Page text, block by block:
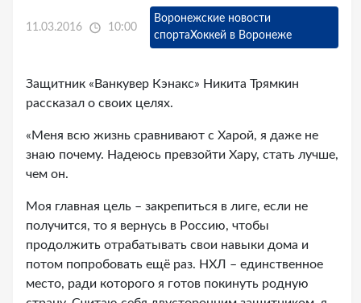
11.03.2016 10:00
Воронежские новости
спортаХоккей в Воронеже
Защитник «Ванкувер Кэнакс» Никита Трямкин
рассказал о своих целях.
«Меня всю жизнь сравнивают с Харой, я даже не
знаю почему. Надеюсь превзойти Хару, стать лучше,
чем он.
Моя главная цель – закрепиться в лиге, если не
получится, то я вернусь в Россию, чтобы
продолжить отрабатывать свои навыки дома и
потом попробовать ещё раз. НХЛ – единственное
место, ради которого я готов покинуть родную